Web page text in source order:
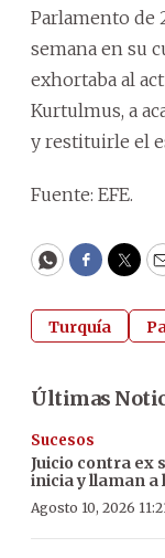
Parlamento de
semana en su
exhortaba al
Kurtulmus, a
y restituirle el
Fuente: EFE.
WhatsApp
Turquía
Últimas
Sucesos
Juicio contra ex
inicia y llaman
Agosto 10, 2026